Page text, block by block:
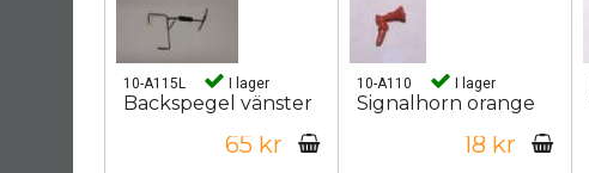
10-A115L I lager
Backspegel vänster
65 kr
10-A110 I lager
Signalhorn orange
18 kr